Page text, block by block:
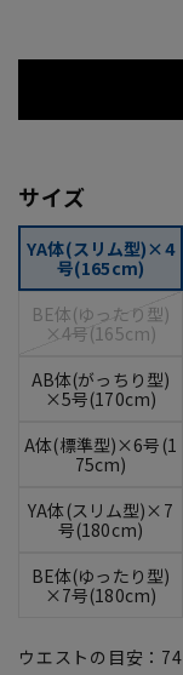
サイズ
YA体(スリム型)×4
号(165cm)
BE体(ゆったり型)
×4号(165cm)
AB体(がっちり型)
×5号(170cm)
A体(標準型)×6号(1
75cm)
YA体(スリム型)×7
号(180cm)
BE体(ゆったり型)
×7号(180cm)
ウエストの目安： 74